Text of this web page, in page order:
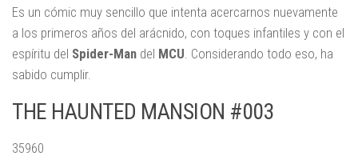
Es un cómic muy sencillo que intenta acercarnos nuevamente
a los primeros años del arácnido, con toques infantiles y con el
espíritu del Spider-Man del MCU . Considerando todo eso, ha
sabido cumplir.
THE HAUNTED MANSION #003
35960